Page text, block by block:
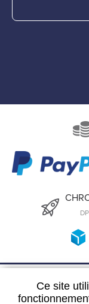
Ce site